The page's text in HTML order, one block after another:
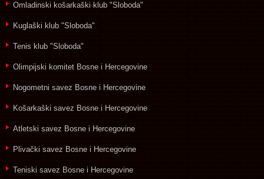
Omladinski košarkaški klub "Sloboda"
Kuglaški klub "Sloboda"
Tenis klub "Sloboda"
Olimpijski komitet Bosne i Hercegovine
Nogometni savez Bosne i Hercegovine
Košarkaški savez Bosne i Hercegovine
Atletski savez Bosne i Hercegovine
Plivački savez Bosne i Hercegovine
Teniski savez Bosne i Hercegovine